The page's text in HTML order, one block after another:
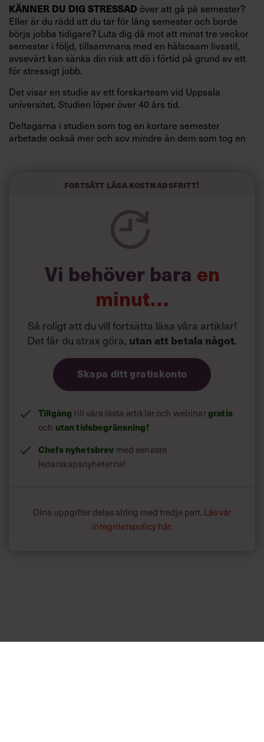
KÄNNER DU DIG STRESSAD över att gå på semester?
Eller är du rädd att du tar för lång semester och borde
börja jobba tidigare? Luta dig då mot att minst tre veckor
semester i följd, tillsammans med en hälsosam livsstil,
avsevärt kan sänka din risk att dö i förtid på grund av ett
för stressigt jobb.
Det visar en studie av ett forskarteam vid Uppsala
universitet. Studien löper över 40 års tid.
Deltagarna i studien som tog en kortare semester
arbetade också mer och sov mindre än dem som tog en
Forskarna tror sig dessutom kunna uttyda att en längre
försök att förändra livsstilsvanor.
Fortsätt läsa kostnadsfritt!
Vi behöver bara en
minut…
Så roligt att du vill fortsätta läsa våra artiklar!
Det får du strax göra, utan att betala något.
Skapa ditt gratiskonto
Tillgångtill våra låsta artiklar och webinargratis
och utan tidsbegränsning!
Chefs nyhetsbrev med senaste
ledarskapsnyheterna!
Dina uppgifter delas aldrig med tredje part. Läs vår
integritetspolicy här.